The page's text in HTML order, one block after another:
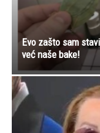
Evo zašto sam
već naše bake!